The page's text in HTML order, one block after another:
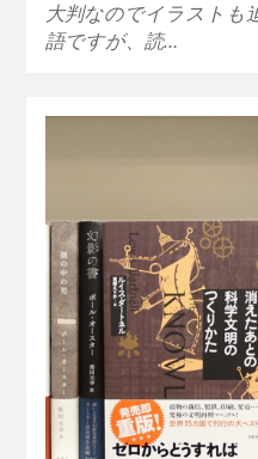
大判なのでイラストも
語ですが、読…